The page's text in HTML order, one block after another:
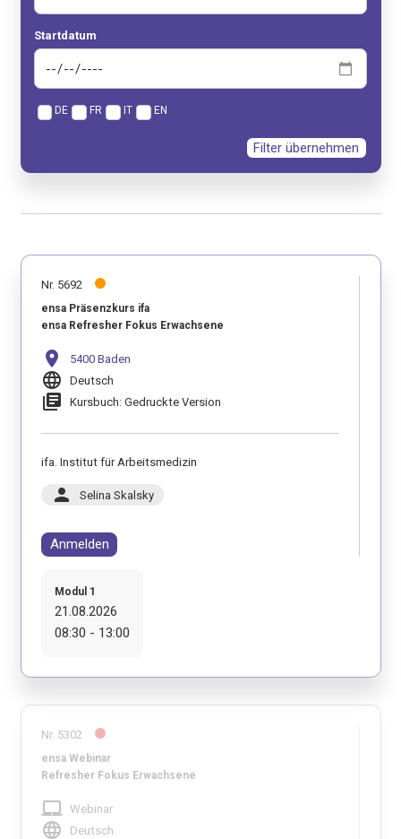
Startdatum
DE FR IT EN
Filter übernehmen
Nr. 5692
ensa Präsenzkurs ifa
ensa Refresher Fokus Erwachsene
location_on 5400 Baden
language Deutsch
library_books Kursbuch: Gedruckte Version
ifa. Institut für Arbeitsmedizin
person Selina Skalsky
Anmelden
Modul 1
21.08.2026
08:30 - 13:00
Nr. 5302
ensa Webinar
Refresher Fokus Erwachsene
laptop_mac Webinar
language Deutsch